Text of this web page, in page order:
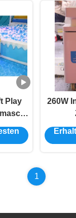
Play
260W
1